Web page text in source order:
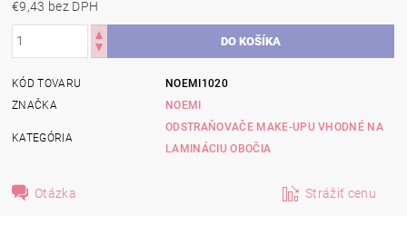
€9,43 bez DPH
KÓD TOVARU
NOEMI1020
ZNAČKA
NOEMI
KATEGÓRIA
ODSTRAŇOVAČE MAKE-UPU VHODNÉ NA
LAMINÁCIU OBOČIA
Otázka Strážiť cenu